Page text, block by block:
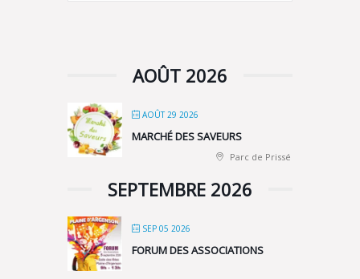
AOÛT 2026
AOÛT 29 2026
MARCHÉ DES SAVEURS
Parc de Prissé
SEPTEMBRE 2026
SEP 05 2026
FORUM DES ASSOCIATIONS